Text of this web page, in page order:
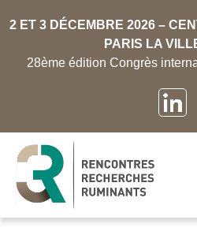
2 ET 3 DÉCEMBRE 2026 –
PARIS LA
28ème édition Congrès